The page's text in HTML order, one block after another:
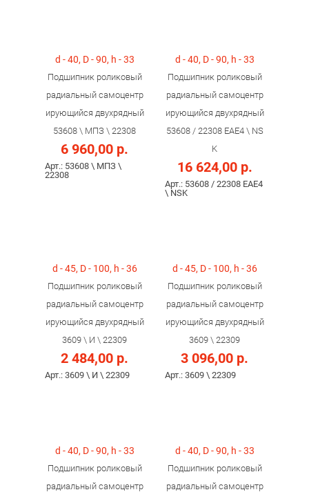
d - 40, D - 90, h - 33
Подшипник роликовый
радиальный самоцентр
ирующийся двухрядный
53608 \ МПЗ \ 22308
6 960,00 р.
Арт.: 53608 \ МПЗ \
22308
d - 40, D - 90, h - 33
Подшипник роликовый
радиальный самоцентр
ирующийся двухрядный
53608 / 22308 ЕAE4 \ NS
K
16 624,00 р.
Арт.: 53608 / 22308 ЕAE4
\ NSK
d - 45, D - 100, h - 36
Подшипник роликовый
радиальный самоцентр
ирующийся двухрядный
3609 \ И \ 22309
2 484,00 р.
Арт.: 3609 \ И \ 22309
d - 45, D - 100, h - 36
Подшипник роликовый
радиальный самоцентр
ирующийся двухрядный
3609 \ 22309
3 096,00 р.
Арт.: 3609 \ 22309
d - 40, D - 90, h - 33
Подшипник роликовый
радиальный самоцентр
d - 40, D - 90, h - 33
Подшипник роликовый
радиальный самоцентр